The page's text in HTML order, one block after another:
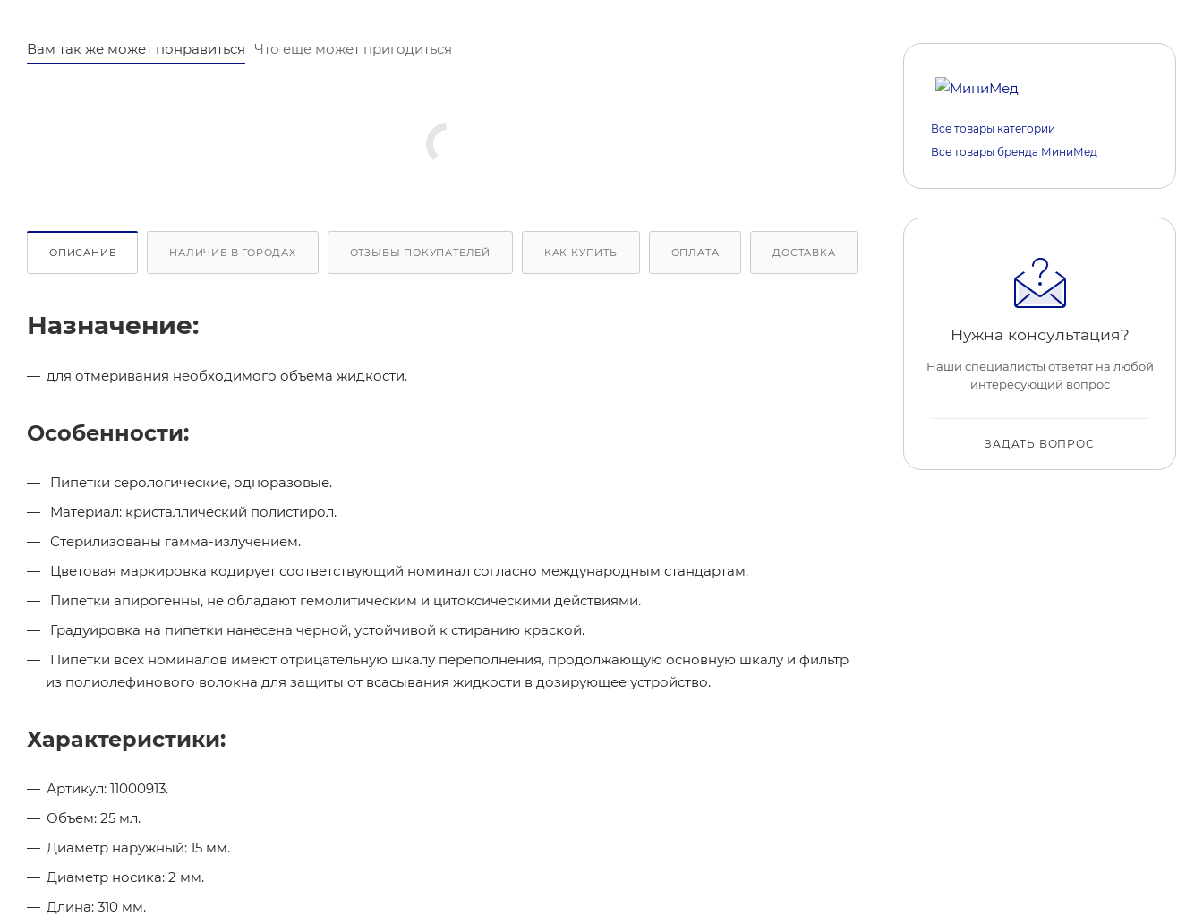
Вам так же может понравиться Что еще может пригодиться
ОПИСАНИЕ НАЛИЧИЕ В ГОРОДАХ ОТЗЫВЫ ПОКУПАТЕЛЕЙ КАК КУПИТЬ ОПЛАТА ДОСТАВКА
Назначение:
для отмеривания необходимого объема жидкости.
Особенности:
Пипетки серологические, одноразовые.
Материал: кристаллический полистирол.
Стерилизованы гамма-излучением.
Цветовая маркировка кодирует соответствующий номинал согласно международным стандартам.
Пипетки апирогенны, не обладают гемолитическим и цитоксическими действиями.
Градуировка на пипетки нанесена черной, устойчивой к стиранию краской.
Пипетки всех номиналов имеют отрицательную шкалу переполнения, продолжающую основную шкалу и фильтр
из полиолефинового волокна для защиты от всасывания жидкости в дозирующее устройство.
Характеристики:
Артикул: 11000913.
Объем: 25 мл.
Диаметр наружный: 15 мм.
Диаметр носика: 2 мм.
Длина: 310 мм.
Все товары категории
Все товары бренда МиниМед
Нужна консультация?
Наши специалисты ответят на любой
интересующий вопрос
ЗАДАТЬ ВОПРОС